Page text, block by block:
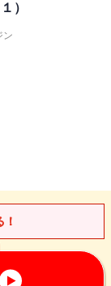
）
ン